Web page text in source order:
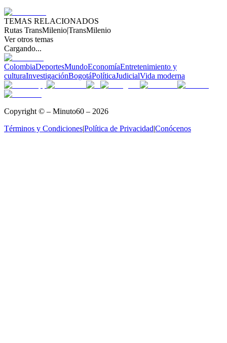
TEMAS RELACIONADOS
Rutas TransMilenio|TransMilenio
Ver otros temas
Cargando...
ColombiaDeportesMundoEconomíaEntretenimiento y
culturaInvestigaciónBogotáPolíticaJudicialVida moderna
Copyright © – Minuto60 – 2026
Términos y Condiciones|Política de Privacidad|Conócenos